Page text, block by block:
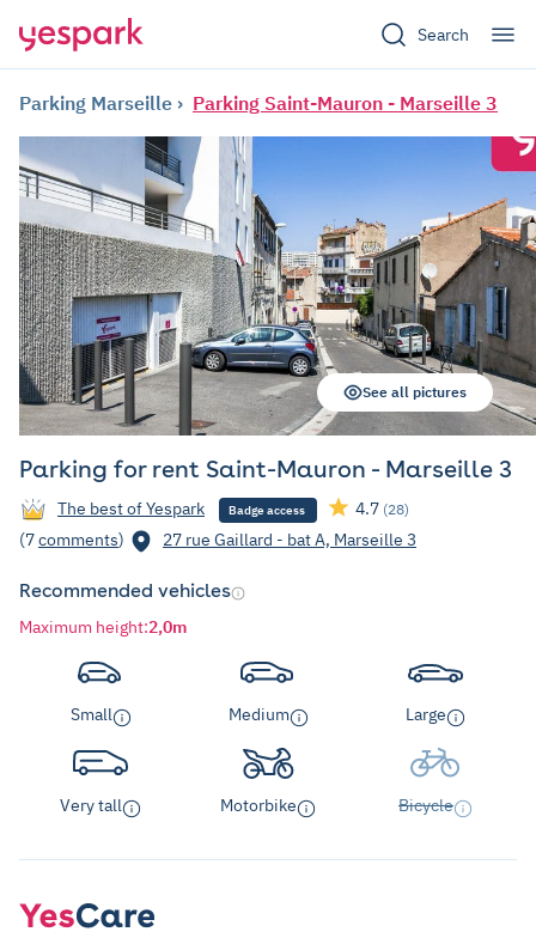
Search
Parking Marseille Parking Saint-Mauron - Marseille 3
Parking for rent Saint-Mauron - Marseille 3
The best of Yespark Badge access 4.7 (28)
(7comments) 27 rue Gaillard - bat A, Marseille 3
See all pictures
Recommended vehicles
Maximum height:2,0m
Small Medium Large
Very tall Motorbike Bicycle